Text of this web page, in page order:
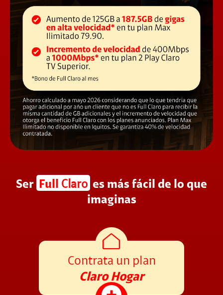
Ser Full Claro es más fácil de lo que
imaginas
Contrata un plan
Claro Hogar